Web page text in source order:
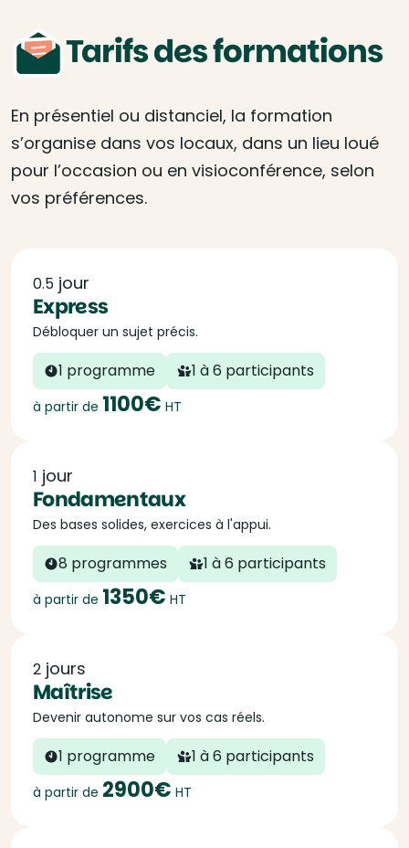
Tarifs des formations
En présentiel ou distanciel, la formation
s’organise dans vos locaux, dans un lieu loué
pour l’occasion ou en visioconférence, selon
vos préférences.
0.5 jour
Express
Débloquer un sujet précis.
1 programme 1 à 6 participants
à partir de 1100€ HT
1 jour
Fondamentaux
Des bases solides, exercices à l'appui.
8 programmes 1 à 6 participants
à partir de 1350€ HT
2 jours
Maîtrise
Devenir autonome sur vos cas réels.
1 programme 1 à 6 participants
à partir de 2900€ HT